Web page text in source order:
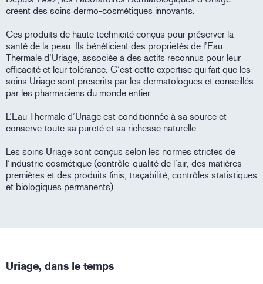
créent des soins dermo-cosmétiques innovants.
Ces produits de haute technicité conçus pour préserver la
santé de la peau. Ils bénéficient des propriétés de l’Eau
Thermale d’Uriage, associée à des actifs reconnus pour leur
efficacité et leur tolérance. C’est cette expertise qui fait que les
soins Uriage sont prescrits par les dermatologues et conseillés
par les pharmaciens du monde entier.
L’Eau Thermale d’Uriage est conditionnée à sa source et
conserve toute sa pureté et sa richesse naturelle.
Les soins Uriage sont conçus selon les normes strictes de
l’industrie cosmétique (contrôle-qualité de l’air, des matières
premières et des produits finis, traçabilité, contrôles statistiques
et biologiques permanents).
Uriage, dans le temps